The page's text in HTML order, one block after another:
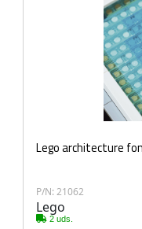
Lego architecture
P/N: 21062
Lego
2 uds.